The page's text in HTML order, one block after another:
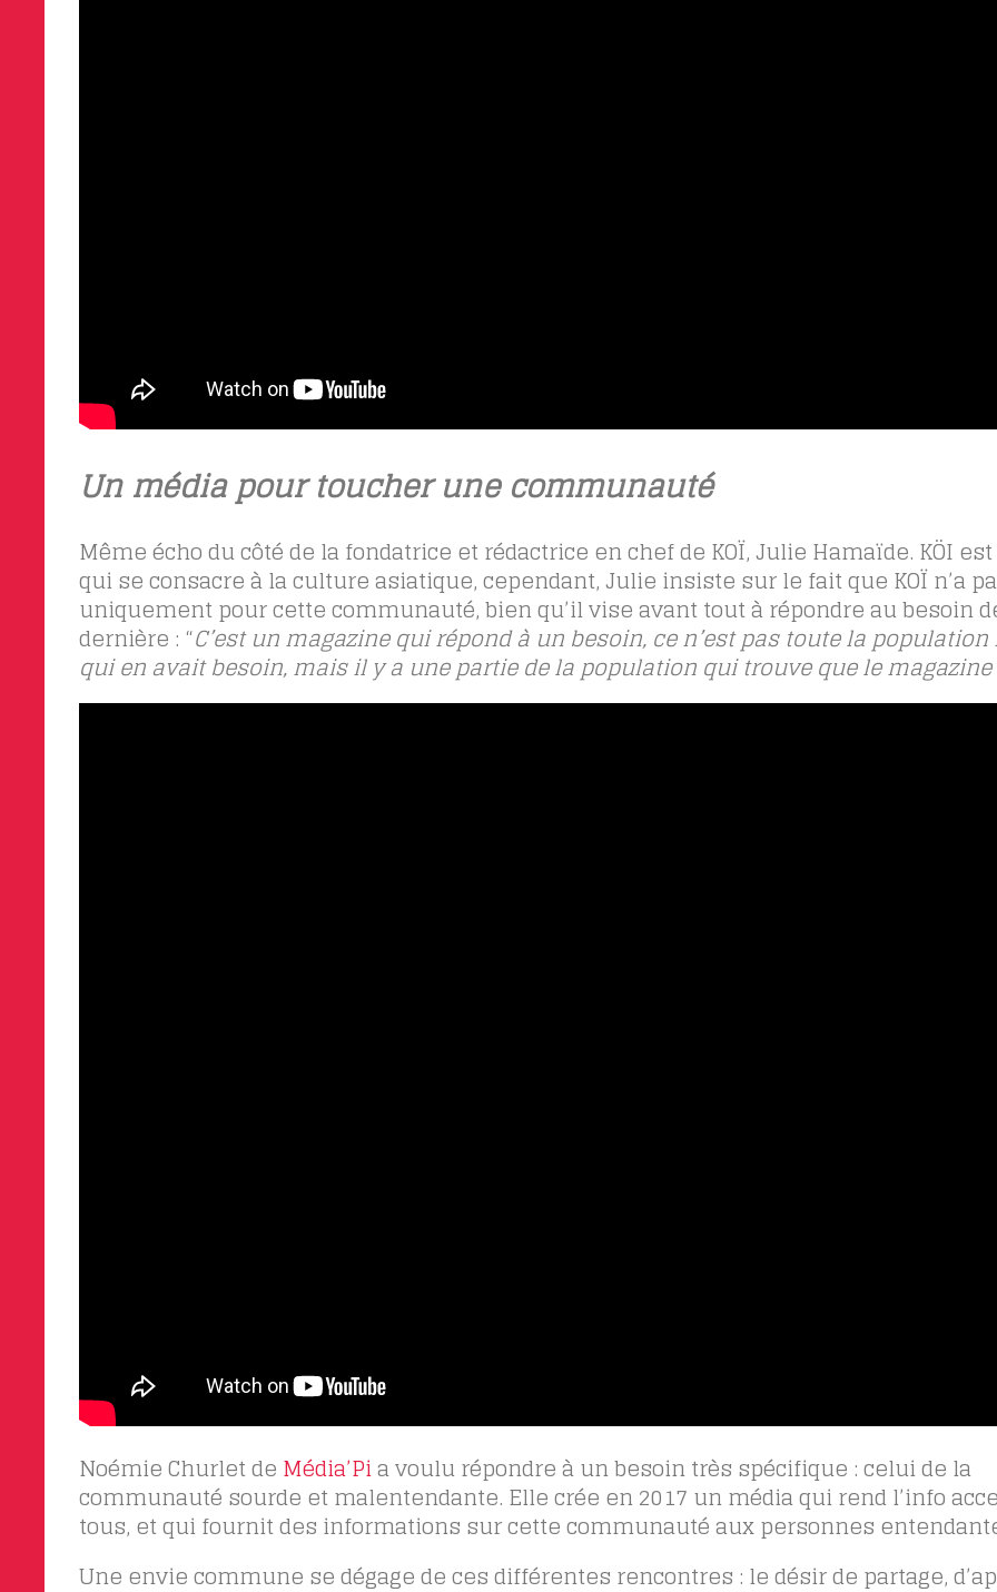
Un média pour toucher une communauté
Même écho du côté de la fondatrice et rédactrice en chef de KOÏ, Julie Hamaïde. KÖI
qui se consacre à la culture asiatique, cependant, Julie insiste sur le fait que KOÏ n’a
uniquement pour cette communauté, bien qu’il vise avant tout à répondre au besoin
dernière : “C’est un magazine qui répond à un besoin, ce n’est pas toute la
qui en avait besoin, mais il y a une partie de la population qui trouve que le
Noémie Churlet de Média’Pia voulu répondre à un besoin très spécifique : celui de la
communauté sourde et malentendante. Elle crée en 2017 un média qui rend l’info
tous, et qui fournit des informations sur cette communauté aux personnes
Une envie commune se dégage de ces différentes rencontres : le désir de partage,